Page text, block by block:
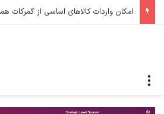
امکان واردات کالاهای اساسی از گمرکات